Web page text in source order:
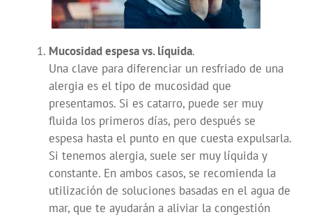
Mucosidad espesa vs. líquida.
Una clave para diferenciar un resfriado de una
alergia es el tipo de mucosidad que
presentamos. Si es catarro, puede ser muy
fluida los primeros días, pero después se
espesa hasta el punto en que cuesta expulsarla.
Si tenemos alergia, suele ser muy líquida y
constante. En ambos casos, se recomienda la
utilización de soluciones basadas en el agua de
mar, que te ayudarán a aliviar la congestión